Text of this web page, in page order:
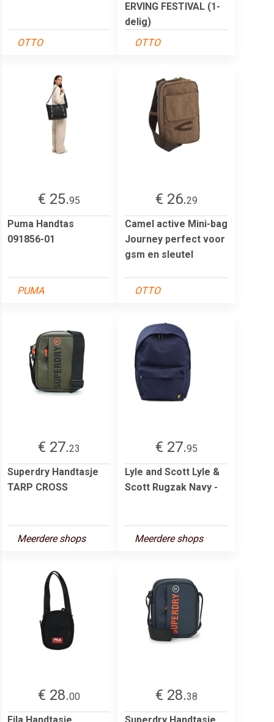
OTTO
ERVING FESTIVAL (1-
delig)
OTTO
€ 25.95
Puma Handtas
091856-01
PUMA
€ 26.29
Camel active Mini-bag
Journey perfect voor
gsm en sleutel
OTTO
€ 27.23
Superdry Handtasje
TARP CROSS
Meerdere shops
€ 27.95
Lyle and Scott Lyle &
Scott Rugzak Navy -
Meerdere shops
€ 28.00
€ 28.38